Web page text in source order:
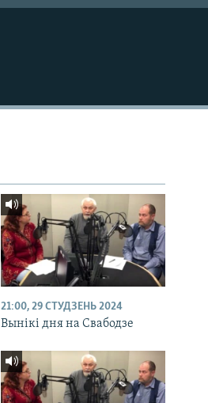
21:00, 29 СТУДЗЕНЬ 2024
Вынікі дня на Свабодзе